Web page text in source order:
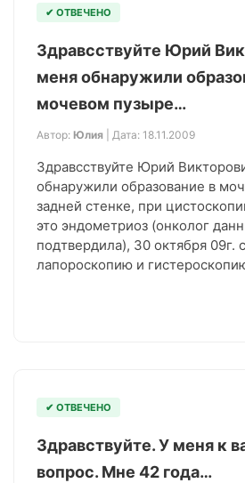
✔ ОТВЕЧЕНО
Здравсствуйте Юрий
меня обнаружили
мочевом пузыре…
Автор: Юлия | Дата: 18.11.2009
Здравсствуйте Юрий
обнаружили образование в
задней стенке, при
это эндометриоз (онколог
подтвердила), 30 октября 09г.
лапороскопию и
✔ ОТВЕЧЕНО
Здравствуйте. У меня к
вопрос. Мне 42 года…